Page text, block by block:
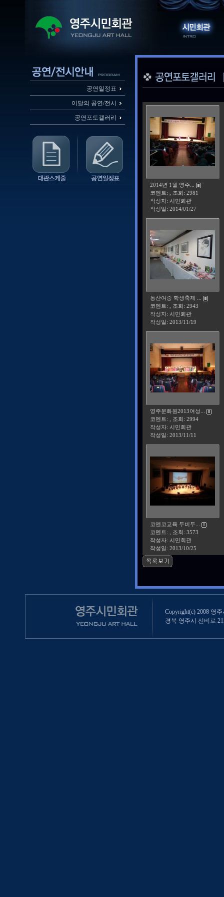
공연일정표
이달의 공연/전시
공연포토갤러리
2014년 1월 영주...
코멘트: , 조회: 2981
작성자: 시민회관
작성일: 2014/01/27
동산여중 학생축제 ...
코멘트: , 조회: 2943
작성자: 시민회관
작성일: 2013/11/19
영주문화원2013여성...
코멘트: , 조회: 2994
작성자: 시민회관
작성일: 2013/11/11
코앤코교육 두비두...
코멘트: , 조회: 3573
작성자: 시민회관
작성일: 2013/10/25
Copyright(c) 2008 영
경북 영주시 선비로